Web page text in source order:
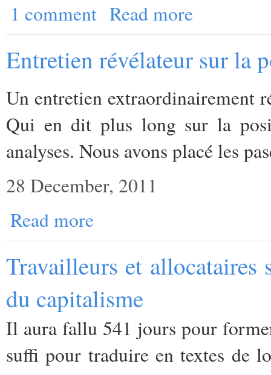
1 comment Read more
Entretien révélateur sur la
Un entretien extraordinairement
Qui en dit plus long sur la
analyses. Nous avons placé les
28 December, 2011
Read more
Travailleurs et allocataires
du capitalisme
Il aura fallu 541 jours pour
suffi pour traduire en textes de